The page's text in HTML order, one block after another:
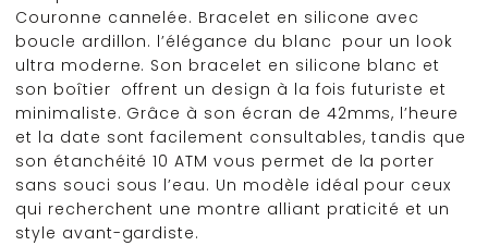
Couronne cannelée. Bracelet en silicone avec
boucle ardillon. l’élégance du blanc pour un look
ultra moderne. Son bracelet en silicone blanc et
son boîtier offrent un design à la fois futuriste et
minimaliste. Grâce à son écran de 42mms, l’heure
et la date sont facilement consultables, tandis que
son étanchéité 10 ATM vous permet de la porter
sans souci sous l’eau. Un modèle idéal pour ceux
qui recherchent une montre alliant praticité et un
style avant-gardiste.